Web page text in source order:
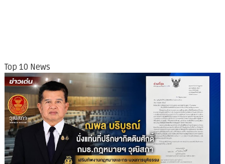
Top 10 News